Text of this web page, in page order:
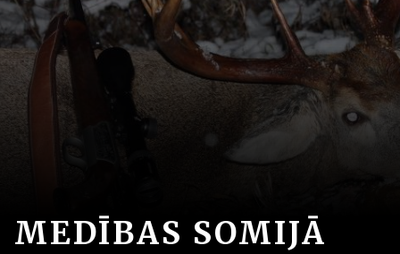
MEDĪBAS SOMIJĀ